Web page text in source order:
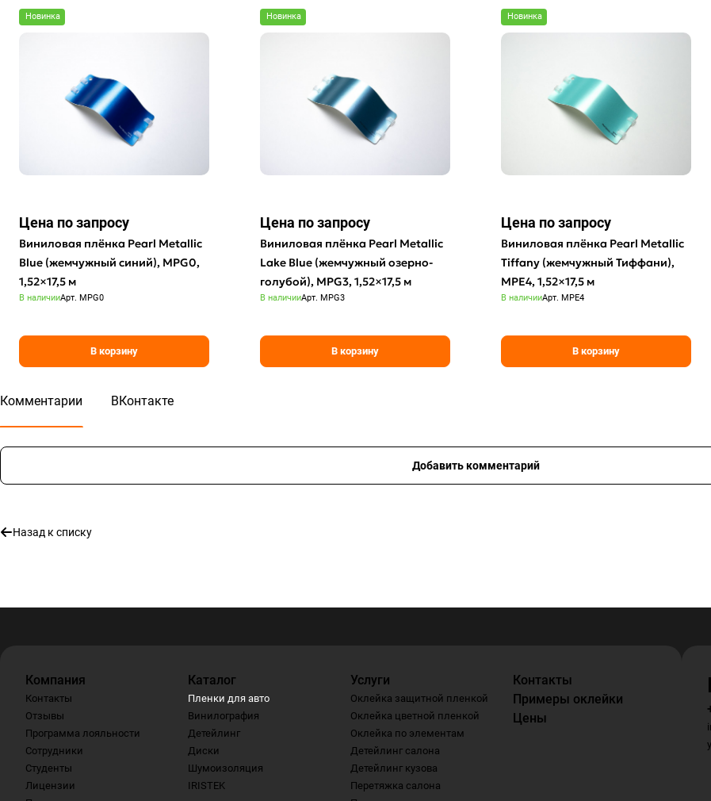
Новинка
Цена по запросу
Виниловая плёнка Pearl Metallic
Blue (жемчужный синий), MPG0,
1,52×17,5 м
В наличииАрт. MPG0
В корзину
Новинка
Цена по запросу
Виниловая плёнка Pearl Metallic
Lake Blue (жемчужный озерно-
голубой), MPG3, 1,52×17,5 м
В наличииАрт. MPG3
В корзину
Новинка
Цена по запросу
Виниловая плёнка Pearl Metallic
Tiffany (жемчужный Тиффани),
MPE4, 1,52×17,5 м
В наличииАрт. MPE4
В корзину
Комментарии ВКонтакте
Добавить комментарий
Назад к списку
Компания
Контакты
Отзывы
Программа лояльности
Сотрудники
Студенты
Лицензии
Каталог
Пленки для авто
Винилография
Детейлинг
Диски
Шумоизоляция
IRISTEK
Услуги
Оклейка защитной пленкой
Оклейка цветной пленкой
Оклейка по элементам
Детейлинг салона
Детейлинг кузова
Перетяжка салона
Контакты
Примеры оклейки
Цены